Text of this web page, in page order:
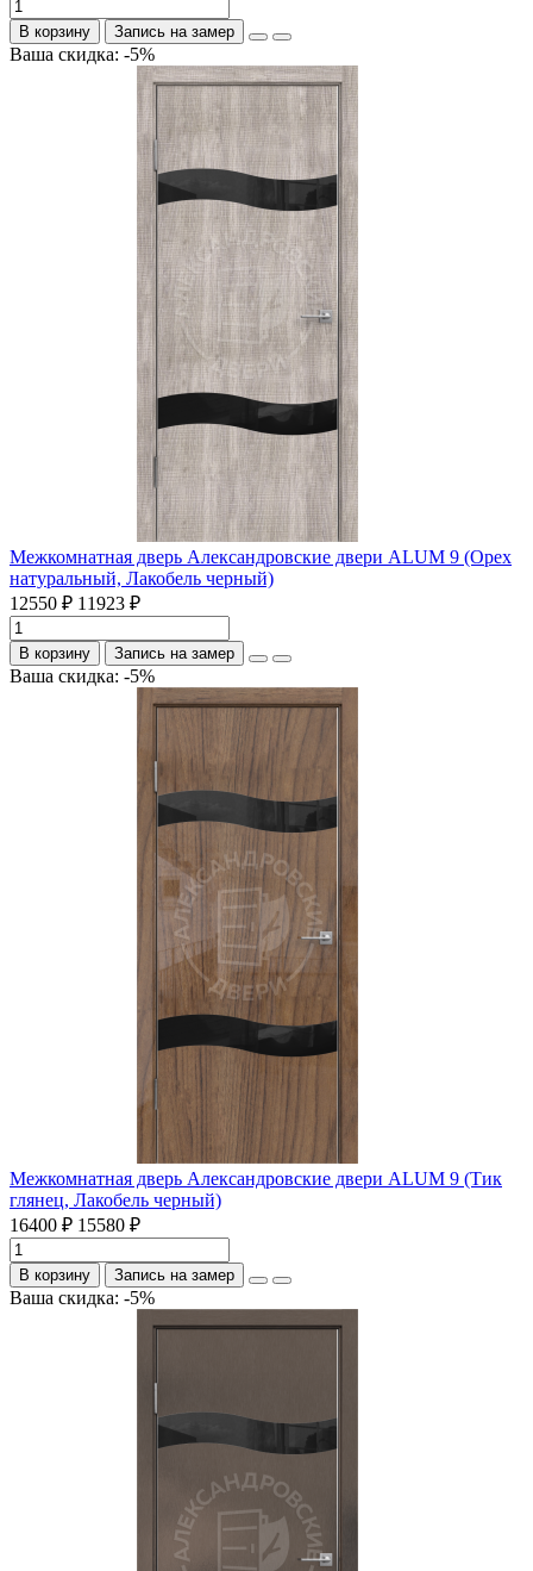
В корзину Запись на замер
Ваша скидка: -5%
Межкомнатная дверь Александровские двери ALUM 9 (Орех
натуральный, Лакобель черный)
12550 ₽ 11923 ₽
В корзину Запись на замер
Ваша скидка: -5%
Межкомнатная дверь Александровские двери ALUM 9 (Тик
глянец, Лакобель черный)
16400 ₽ 15580 ₽
В корзину Запись на замер
Ваша скидка: -5%